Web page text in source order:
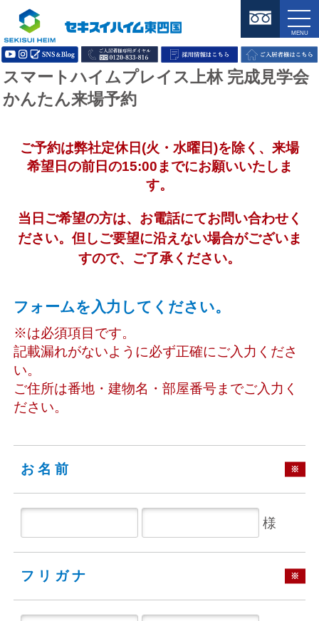
スマートハイムプレイス上林 完成見学会
かんたん来場予約
ご予約は弊社定休日(火・水曜日)を除く、来場
希望日の前日の15:00までにお願いいたしま
す。
当日ご希望の方は、お電話にてお問い合わせく
ださい。但しご要望に沿えない場合がございま
すので、ご了承ください。
フォームを入力してください。
※は必須項目です。
記載漏れがないように必ず正確にご入力くださ
い。
ご住所は番地・建物名・部屋番号までご入力く
ださい。
お名前 ※
様
フリガナ ※